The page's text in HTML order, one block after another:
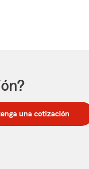
una cotización